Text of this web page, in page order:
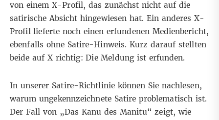
von einemX-Profil, das zunächst nicht auf die
satirische Absicht hingewiesen hat. Ein anderes X-
Profil lieferte noch einen erfundenen Medienbericht,
ebenfalls ohne Satire-Hinweis. Kurz darauf stellten
beide auf X richtig: Die Meldung ist erfunden.
In unserer Satire-Richtliniekönnen Sie nachlesen,
warum ungekennzeichnete Satire problematisch ist.
Der Fall von „Das Kanu des Manitu“ zeigt, wie